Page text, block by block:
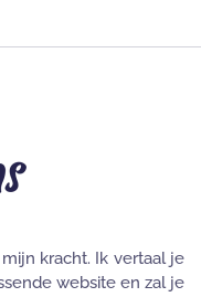
kracht. Ik vertaal je
website en zal je